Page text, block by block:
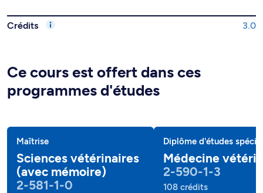
Crédits 3.0
Ce cours est offert dans ces
programmes d'études
Maîtrise
Sciences vétérinaires
(avec mémoire)
2-581-1-0
Diplôme d'études
Médecine
2-590-1-3
108 crédits